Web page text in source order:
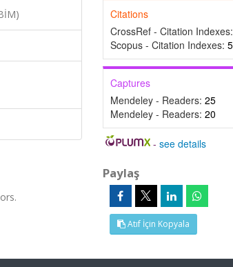
Citations
CrossRef - Citation Indexes:
Scopus - Citation Indexes: 5
Captures
Mendeley - Readers: 25
Mendeley - Readers: 20
-see details
Paylaş
Atıf İçin Kopyala